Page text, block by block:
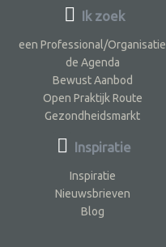
Ik zoek
een Professional/Organisatie
de Agenda
Bewust Aanbod
Open Praktijk Route
Gezondheidsmarkt
Inspiratie
Inspiratie
Nieuwsbrieven
Blog